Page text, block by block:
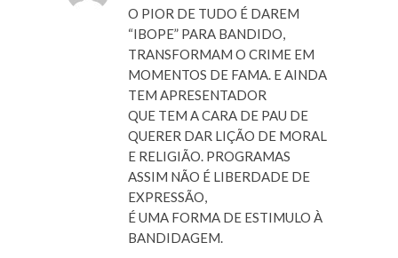
O PIOR DE TUDO É DAREM
“IBOPE” PARA BANDIDO,
TRANSFORMAM O CRIME EM
MOMENTOS DE FAMA. E AINDA
TEM APRESENTADOR
QUE TEM A CARA DE PAU DE
QUERER DAR LIÇÃO DE MORAL
E RELIGIÃO. PROGRAMAS
ASSIM NÃO É LIBERDADE DE
EXPRESSÃO,
É UMA FORMA DE ESTIMULO À
BANDIDAGEM.